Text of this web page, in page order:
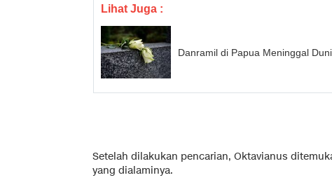
Lihat Juga :
Danramil di Papua Meninggal
Setelah dilakukan pencarian, Oktavianus
yang dialaminya.